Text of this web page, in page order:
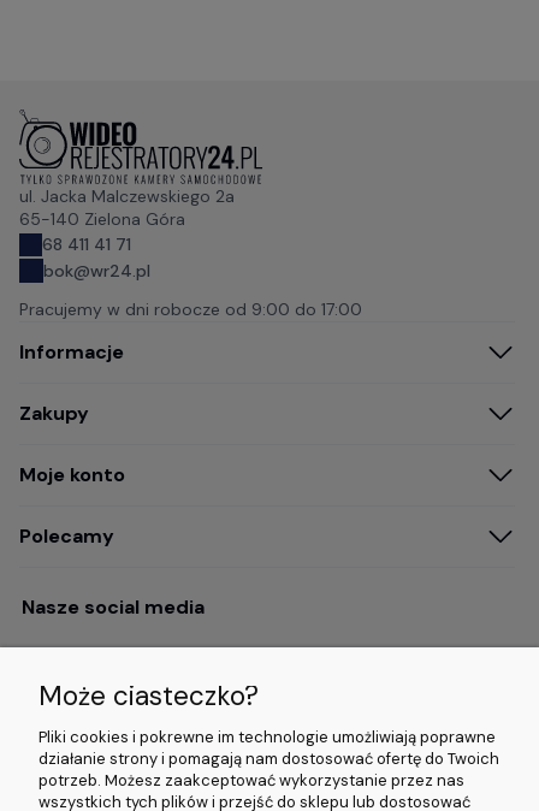
ul. Jacka Malczewskiego 2a
65-140 Zielona Góra
68 411 41 71
bok@wr24.pl
Pracujemy w dni robocze od 9:00 do 17:00
Informacje
Zakupy
Moje konto
Polecamy
Nasze social media
Opinie i wyróżnienia
5.0/5.0 (5000+
5.0/5.0 (5000+
4.9/5.0 (120+
opinii)
Może ciasteczko?
Pliki cookies i pokrewne im technologie umożliwiają poprawne
działanie strony i pomagają nam dostosować ofertę do Twoich
potrzeb. Możesz zaakceptować wykorzystanie przez nas
wszystkich tych plików i przejść do sklepu lub dostosować